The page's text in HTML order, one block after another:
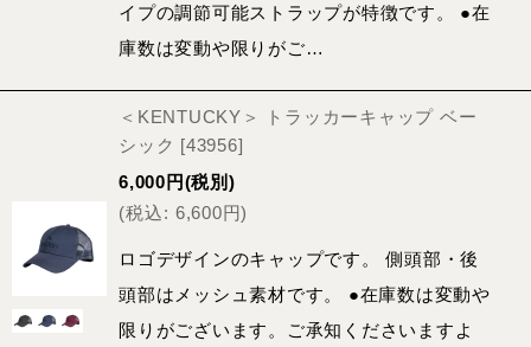
イプの調節可能ストラップが特徴です。 ●在
庫数は変動や限りがご…
＜KENTUCKY＞ トラッカーキャップ ベー
シック [43956]
6,000 円(税別)
(税込: 6,600円)
ロゴデザインのキャップです。 側頭部・後
頭部はメッシュ素材です。 ●在庫数は変動や
限りがございます。ご承知くださいますよ